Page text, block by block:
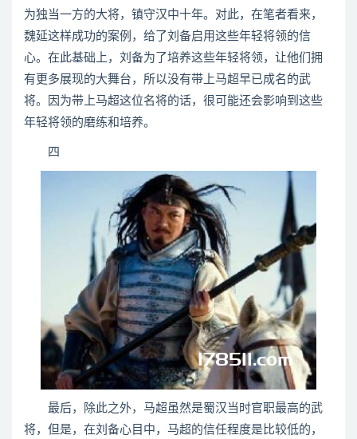
为独当一方的大将，镇守汉中十年。对此，在笔者看来，
魏延这样成功的案例，给了刘备启用这些年轻将领的信
心。在此基础上，刘备为了培养这些年轻将领，让他们拥
有更多展现的大舞台，所以没有带上马超早已成名的武
将。因为带上马超这位名将的话，很可能还会影响到这些
年轻将领的磨练和培养。
四
最后，除此之外，马超虽然是蜀汉当时官职最高的武
将，但是，在刘备心目中，马超的信任程度是比较低的，